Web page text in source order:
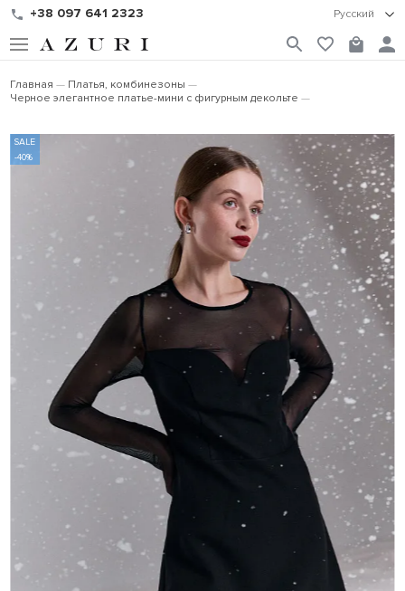
+38 097 641 2323 Русский
Главная
Платья, комбинезоны
Черное элегантное платье-мини с фигурным декольте